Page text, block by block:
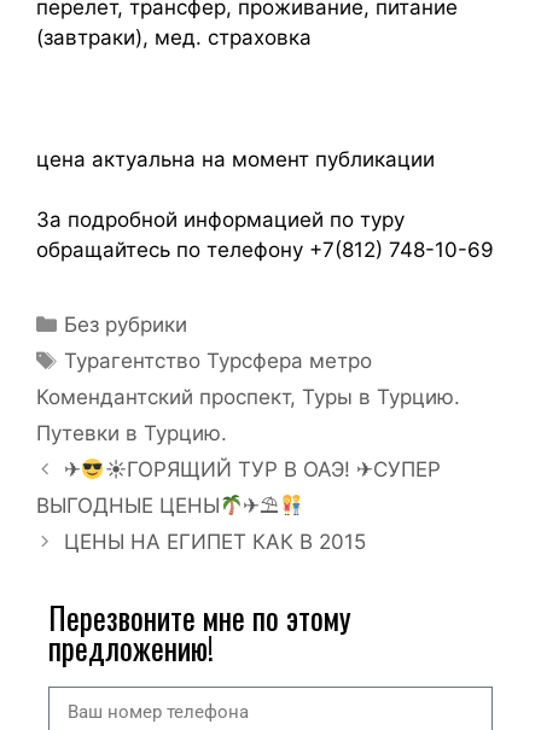
перелет, трансфер, проживание, питание
(завтраки), мед. страховка
цена актуальна на момент публикации
За подробной информацией по туру
обращайтесь по телефону +7(812) 748-10-69
Без рубрики
Турагентство Турсфера метро
Комендантский проспект, Туры в Турцию.
Путевки в Турцию.
✈
☀ГОРЯЩИЙ ТУР В ОАЭ! ✈СУПЕР
ВЫГОДНЫЕ ЦЕНЫ
✈⛱
ЦЕНЫ НА ЕГИПЕТ КАК В 2015
Перезвоните мне по этому
предложению!